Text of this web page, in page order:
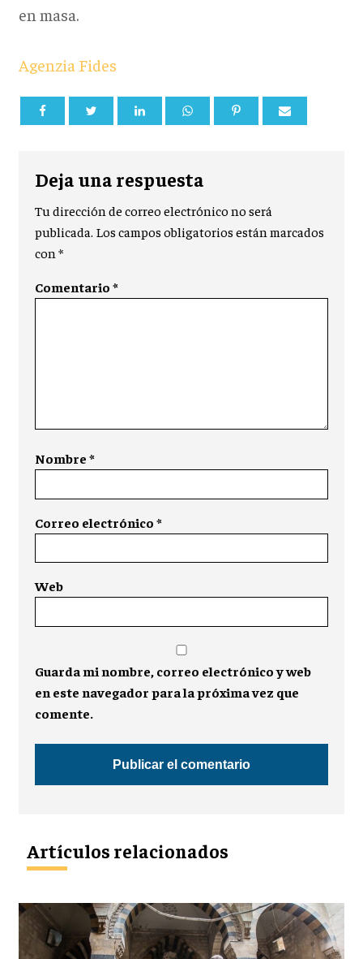
en masa.
Agenzia Fides
Deja una respuesta
Tu dirección de correo electrónico no será
publicada. Los campos obligatorios están marcados
con*
Comentario*
Nombre*
Correo electrónico*
Web
Guarda mi nombre, correo electrónico y web
en este navegador para la próxima vez que
comente.
Artículos relacionados